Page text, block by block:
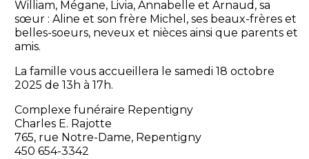
William, Mégane, Livia, Annabelle et Arnaud, sa
sœur : Aline et son frère Michel, ses beaux-frères et
belles-soeurs, neveux et nièces ainsi que parents et
amis.
La famille vous accueillera le samedi 18 octobre
2025 de 13h à 17h.
Complexe funéraire Repentigny
Charles E. Rajotte
765, rue Notre-Dame, Repentigny
450 654-3342